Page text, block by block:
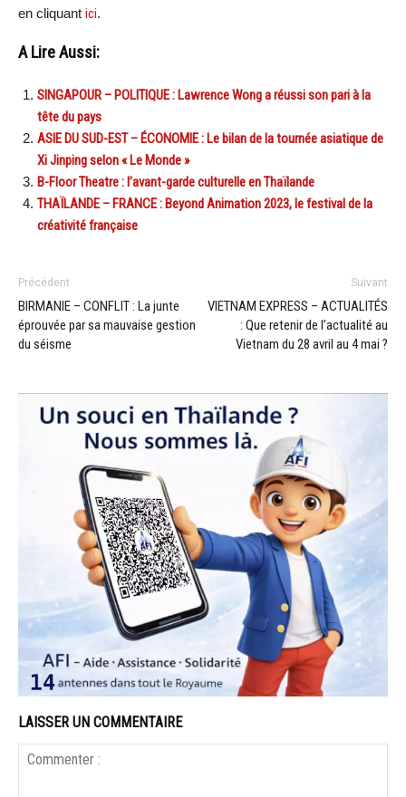
en cliquant ici.
A Lire Aussi:
SINGAPOUR – POLITIQUE : Lawrence Wong a réussi son pari à la
tête du pays
ASIE DU SUD-EST – ÉCONOMIE : Le bilan de la tournée asiatique de
Xi Jinping selon « Le Monde »
B-Floor Theatre : l’avant-garde culturelle en Thaïlande
THAÏLANDE – FRANCE : Beyond Animation 2023, le festival de la
créativité française
Précédent
BIRMANIE – CONFLIT : La junte
éprouvée par sa mauvaise gestion
du séisme
Suivant
VIETNAM EXPRESS – ACTUALITÉS
: Que retenir de l’actualité au
Vietnam du 28 avril au 4 mai ?
LAISSER UN COMMENTAIRE